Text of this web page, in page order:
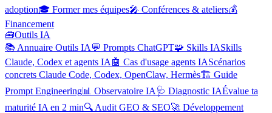
adoption🎓 Former mes équipes🎤 Conférences & ateliers💰
Financement
🧰Outils IA
📚 Annuaire Outils IA 💬 Prompts ChatGPT🧩 Skills IASkills
Claude, Codex et agents IA 🤖 Cas d'usage agents IAScénarios
concrets Claude Code, Codex, OpenClaw, Hermès🏗️ Guide
Prompt Engineering📊 Observatoire IA 🩺 Diagnostic IAÉvalue ta
maturité IA en 2 min🔍 Audit GEO & SEO🚀 Développement